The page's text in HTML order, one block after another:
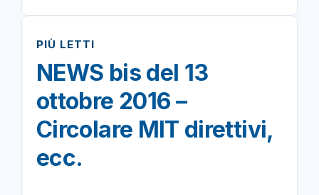
PIÙ LETTI
NEWS bis del 13
ottobre 2016 –
Circolare MIT direttivi,
ecc.